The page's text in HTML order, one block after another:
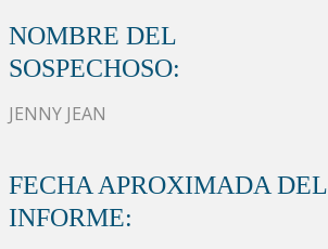
NOMBRE DEL
SOSPECHOSO:
JENNY JEAN
FECHA APROXIMADA DEL
INFORME: